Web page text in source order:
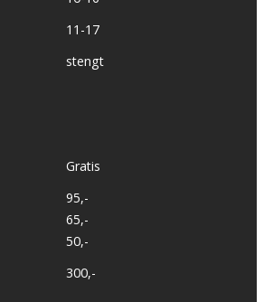
11-17
stengt
Gratis
95,-
65,-
50,-
300,-